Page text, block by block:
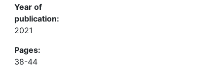
Year of
publication:
2021
Pages:
38-44